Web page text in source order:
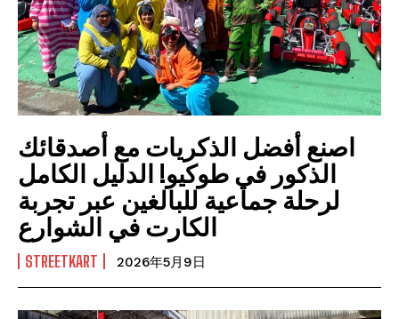
اصنع أفضل الذكريات مع أصدقائك
الذكور في طوكيو! الدليل الكامل
لرحلة جماعية للبالغين عبر تجربة
الكارت في الشوارع
STREETKART 2026年5月9日